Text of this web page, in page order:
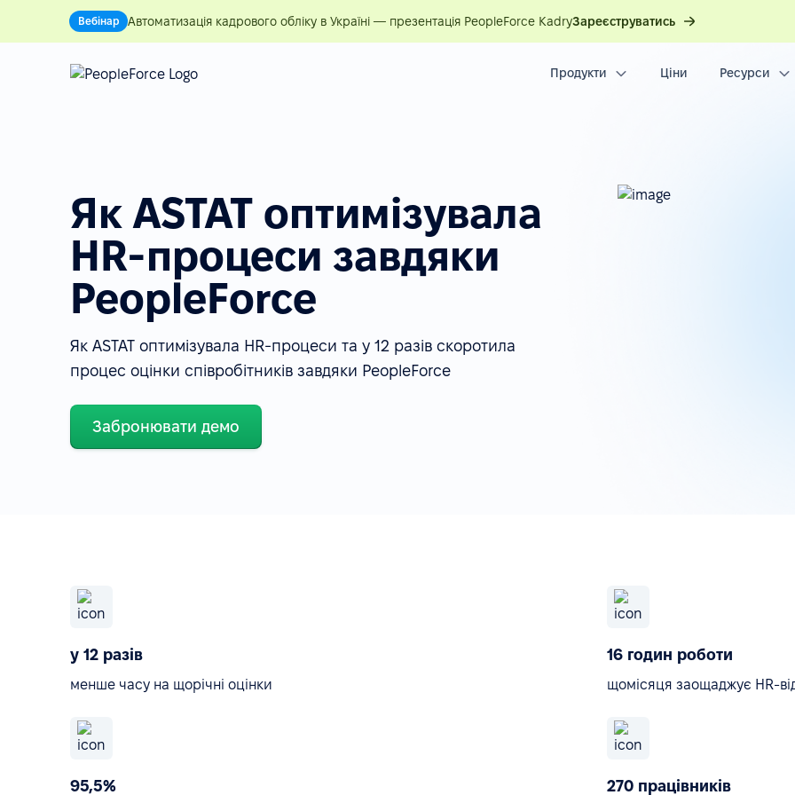
Вебінар Автоматизація кадрового обліку в Україні — презентація PeopleForce KadryЗареєструватись
Продукти Ціни Ресурси
Як ASTAT оптимізувала
HR-процеси завдяки
PeopleForce
Як ASTAT оптимізувала HR-процеси та у 12 разів скоротила
процес оцінки співробітників завдяки PeopleForce
Забронювати демо
у 12 разів
менше часу на щорічні оцінки
16 годин роботи
щомісяця заощаджує HR-
95,5% 270 працівників